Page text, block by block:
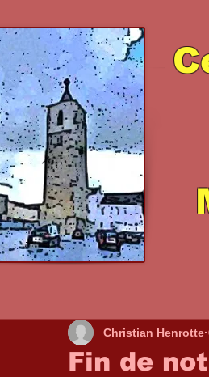
Fin de
Christian Henrotte